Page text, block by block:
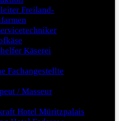
Freiland-
Käserei
Fachangestellte
/ Masseur
Hotel Müritzpalais